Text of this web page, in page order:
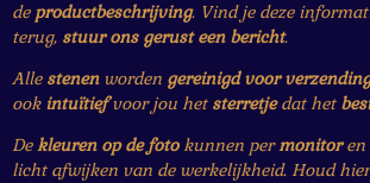
de productbeschrijving. Vind je deze
terug, stuur ons gerust een bericht.
Alle stenenworden gereinigd voor verzending
ook intuïtiefvoor jou het sterretjedat het
Dekleuren op de fotokunnen permonitoren
licht afwijken van de werkelijkheid. Houd